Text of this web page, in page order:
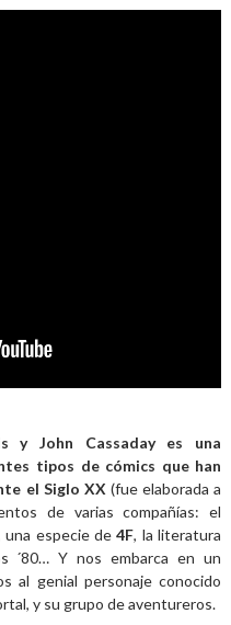
y John Cassaday es una
tipos de cómics que han
el Siglo XX (fue elaborada a
de varias compañías: el
una especie de4F, la literatura
´80… Y nos embarca en un
al genial personaje conocido
y su grupo de aventureros.